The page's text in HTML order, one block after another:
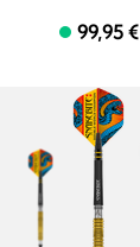
99,95 €